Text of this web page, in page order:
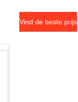
Vind de beste prijs